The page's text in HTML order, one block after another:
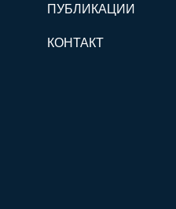
ПУБЛИКАЦИИ
КОНТАКТ